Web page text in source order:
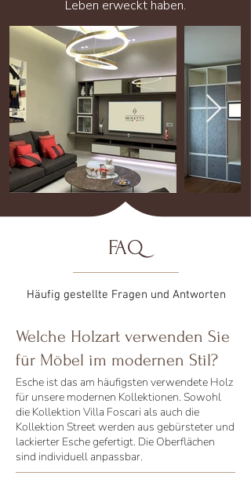
Leben erweckt haben.
FAQ
Häufig gestellte Fragen und Antworten
Welche Holzart verwenden Sie
für Möbel im modernen Stil?
Esche ist das am häufigsten verwendete Holz
für unsere modernen Kollektionen. Sowohl
die Kollektion Villa Foscari als auch die
Kollektion Street werden aus gebürsteter und
lackierter Esche gefertigt. Die Oberflächen
sind individuell anpassbar.